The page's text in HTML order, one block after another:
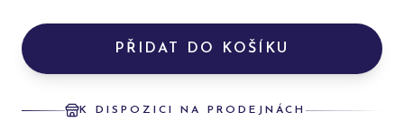
PŘIDAT DO KOŠÍKU
K DISPOZICI NA PRODEJNÁCH